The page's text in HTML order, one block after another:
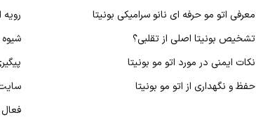
معرفی اتو مو حرفه ای نانو سرامیکی بونیتا
تشخیص بونیتا اصلی از تقلبی؟
نکات ایمنی در مورد اتو مو بونیتا
حفظ و نگهداری از اتو مو بونیتا
فعال